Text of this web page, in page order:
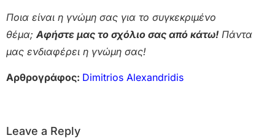
Ποια είναι η γνώμη σας για το συγκεκριμένο
θέμα; Αφήστε μας το σχόλιο σας από κάτω! Πάντα
μας ενδιαφέρει η γνώμη σας!
Αρθρογράφος: Dimitrios Alexandridis
Leave a Reply